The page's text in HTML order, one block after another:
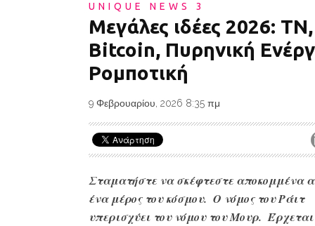
UNIQUE NEWS 3
Μεγάλες ιδέες 2026: ΤΝ,
Bitcoin, Πυρηνική
Ρομποτική
9 Φεβρουαρίου, 2026 8:35 πμ
Σταματήστε να σκέφτεστε αποκομμένα
ένα μέρος του κόσμου. Ο νόμος του Ράιτ
υπερισχύει του νόμου του Μουρ.